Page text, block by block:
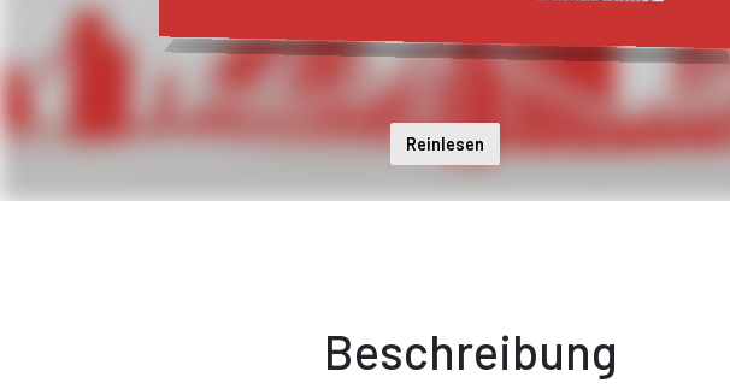
Reinlesen
Beschreibung